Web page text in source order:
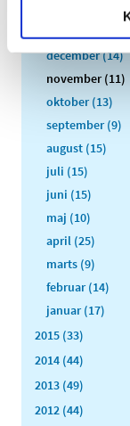
december (14)
november (11)
oktober (13)
september (9)
august (15)
juli (15)
juni (15)
maj (10)
april (25)
marts (9)
februar (14)
januar (17)
2015 (33)
2014 (44)
2013 (49)
2012 (44)